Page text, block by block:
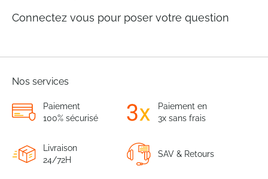
Connectez vous pour poser votre question
Nos services
Paiement
100% sécurisé
Paiement en
3x sans frais
Livraison
24/72H
SAV & Retours